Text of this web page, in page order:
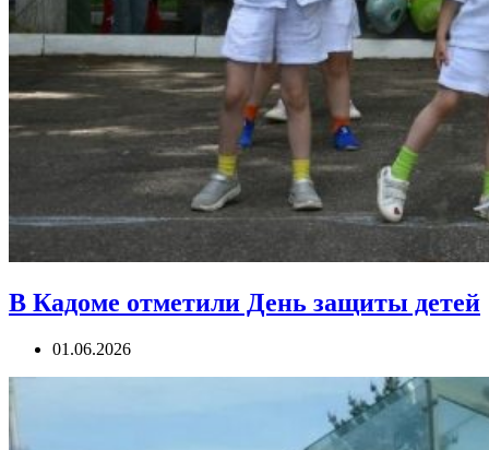
В Кадоме отметили День защиты детей
01.06.2026